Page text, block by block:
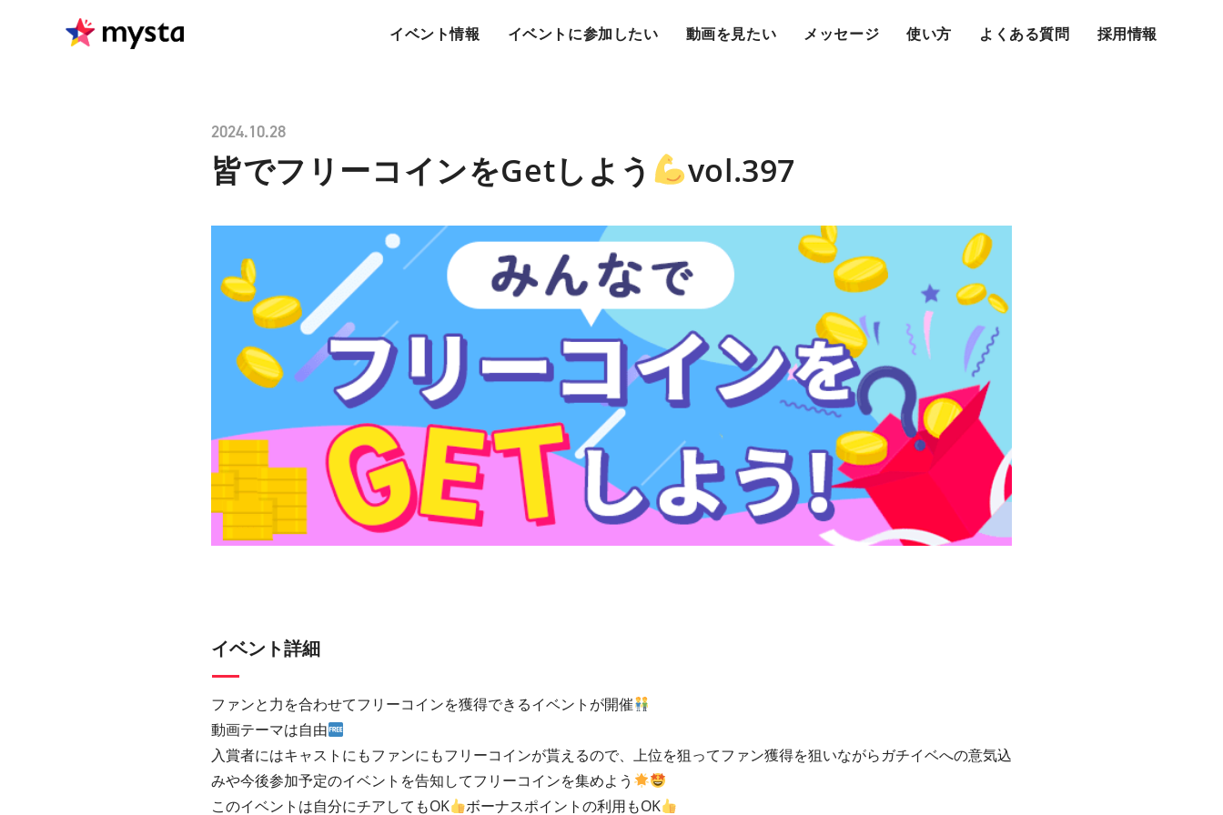
イベント情報 イベントに参加したい 動画を見たい メッセージ 使い方 よくある質問 採用情報
2024.10.28
皆でフリーコインをGetしよう vol.397
イベント詳細
ファンと力を合わせてフリーコインを獲得できるイベントが開催
動画テーマは自由
入賞者にはキャストにもファンにもフリーコインが貰えるので、上位を狙ってファン獲得を狙いながらガチイベへの意気込
みや今後参加予定のイベントを告知してフリーコインを集めよう
このイベントは自分にチアしてもOK
ボーナスポイントの利用もOK